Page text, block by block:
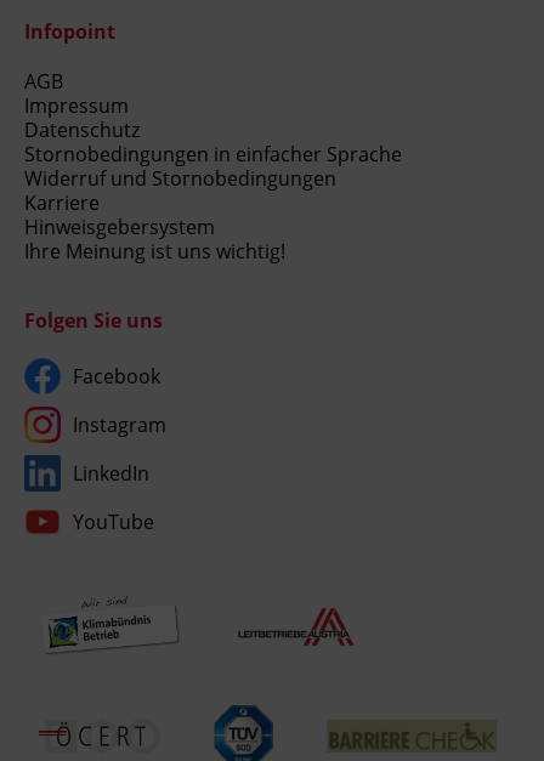
Infopoint
AGB
Impressum
Datenschutz
Stornobedingungen in einfacher Sprache
Widerruf und Stornobedingungen
Karriere
Hinweisgebersystem
Ihre Meinung ist uns wichtig!
Folgen Sie uns
Facebook
Instagram
LinkedIn
YouTube